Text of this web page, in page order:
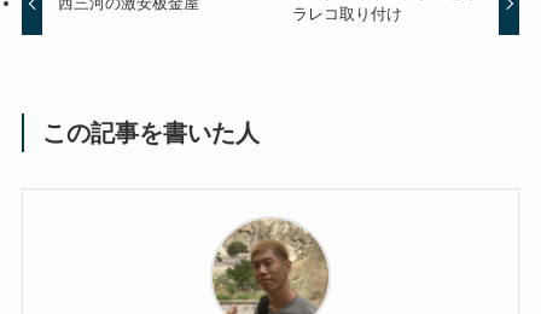
ラレコ取り付け
この記事を書いた人